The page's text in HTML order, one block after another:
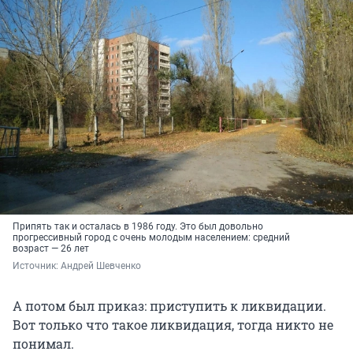
Припять так и осталась в 1986 году. Это был довольно
прогрессивный город с очень молодым населением: средний
возраст — 26 лет
Источник: Андрей Шевченко
А потом был приказ: приступить к ликвидации.
Вот только что такое ликвидация, тогда никто не
понимал.